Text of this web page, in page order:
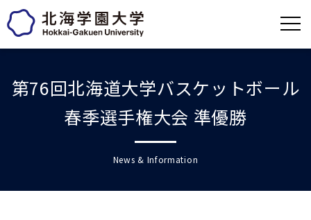
第76回北海道大学バスケットボール
春季選手権大会 準優勝
News & Information